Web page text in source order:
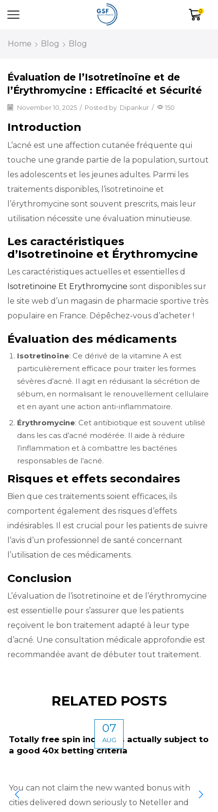
0
Home Blog Blog
Évaluation de l’Isotretinoïne et de
l’Érythromycine : Efficacité et Sécurité
November 10, 2025 / Posted by Dipankur / 150
Introduction
L’acné est une affection cutanée fréquente qui
touche une grande partie de la population, surtout
les adolescents et les jeunes adultes. Parmi les
traitements disponibles, l’isotretinoïne et
l’érythromycine sont souvent prescrits, mais leur
utilisation nécessite une évaluation minutieuse.
Les caractéristiques
d’Isotretinoine et Érythromycine
Les caractéristiques actuelles et essentielles d
Isotretinoine Et Erythromycine sont disponibles sur
le site web d’un magasin de pharmacie sportive très
populaire en France. Dépêchez-vous d’acheter !
Évaluation des médicaments
Isotretinoïne: Ce dérivé de la vitamine A est
particulièrement efficace pour traiter les formes
sévères d’acné. Il agit en réduisant la sécrétion de
sébum, en normalisant le renouvellement cellulaire
et en ayant une action anti-inflammatoire.
Érythromycine: Cet antibiotique est souvent utilisé
dans les cas d’acné modérée. Il aide à réduire
l’inflammation et à combattre les bactéries
responsables de l’acné.
Risques et effets secondaires
Bien que ces traitements soient efficaces, ils
comportent également des risques d’effets
indésirables. Il est crucial pour les patients de suivre
l’avis d’un professionnel de santé concernant
l’utilisation de ces médicaments.
Conclusion
L’évaluation de l’isotretinoïne et de l’érythromycine
est essentielle pour s’assurer que les patients
reçoivent le bon traitement adapté à leur type
d’acné. Une consultation médicale approfondie est
recommandée avant de débuter tout traitement.
RELATED POSTS
07
AUG
Totally free spin income is actually subject to
a good 40x betting criteria
You can not claim the new wanted bonus with
cities delivered down seriously to Neteller and